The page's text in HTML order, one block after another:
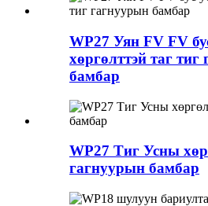
WP27 Уян FV FV
хөргөлттэй таг
бамбар
WP27 Тиг Усны
гагнуурын бамбар